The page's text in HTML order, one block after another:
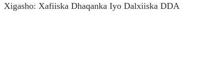
Xigasho: Xafiiska Dhaqanka Iyo Dalxiiska DDA